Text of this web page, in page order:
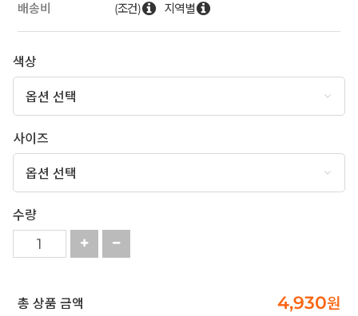
배송비 (조건) 지역별
색상
사이즈
수량
총 상품 금액 4,930원